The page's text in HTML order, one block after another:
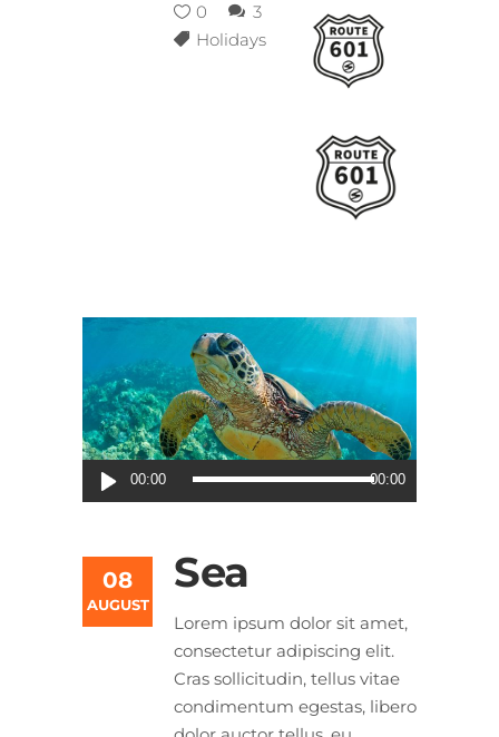
0
3
Holidays
Audio-
Player
00:00 00:00
08
AUGUST
Sea
Lorem ipsum dolor sit amet,
consectetur adipiscing elit.
Cras sollicitudin, tellus vitae
condimentum egestas, libero